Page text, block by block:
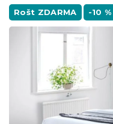
Rošt ZDARMA -10